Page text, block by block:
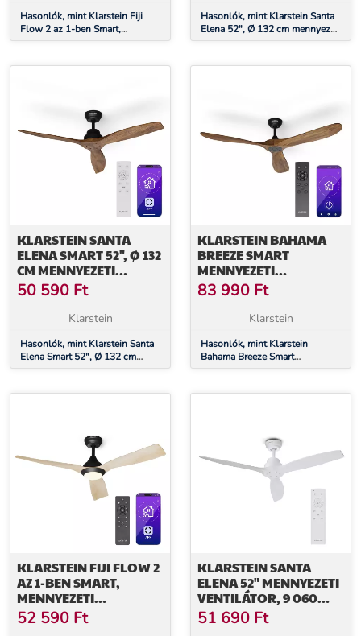
VEZÉRLÉS
APPLIKÁCIÓN
MŰKÖDTETÉS
Hasonlók, mint Klarstein Fiji
Flow 2 az 1-ben Smart,
mennyezeti ventilátor, Ø 132
távirányító, vezérlés applikáción
TÁVIRÁNYÍTÓ
Hasonlók, mint Klarstein Santa
Elena 52", Ø 132 cm mennyezeti
ventilátor, 9 060 m³/ó, valódi fa
távirányító
KLARSTEIN SANTA
ELENA SMART 52", Ø 132
CM MENNYEZETI
VENTILÁTOR, 10260 M³/
Ó, VALÓDI FA
LAPÁTOK, 6 SEBESSÉG
TÁVIRÁNYÍTÓ
50 590 Ft
Klarstein
Hasonlók, mint Klarstein Santa
Elena Smart 52", Ø 132 cm
mennyezeti ventilátor, 10260
sebesség beállítás, távirányító
KLARSTEIN BAHAMA
BREEZE SMART
MENNYEZETI
VENTILÁTOR, MASSZÍV
FA ROTORLAPÁTOK,
TÁVIRÁNYÍTÓ +
ALKALMAZÁS
SEGÍTSÉGÉVEL
83 990 Ft
Klarstein
Hasonlók, mint Klarstein
Bahama Breeze Smart
Mennyezeti ventilátor, masszív
vezérlés alkalmazás
KLARSTEIN FIJI FLOW 2
AZ 1-BEN SMART,
MENNYEZETI
VENTILÁTOR, Ø 132 CM,
LED LÁMPA,
52 590 Ft
KLARSTEIN SANTA
ELENA 52" MENNYEZETI
VENTILÁTOR, 9 060
M³/H, 6
SEBESSÉGFOKOZAT,
51 690 Ft